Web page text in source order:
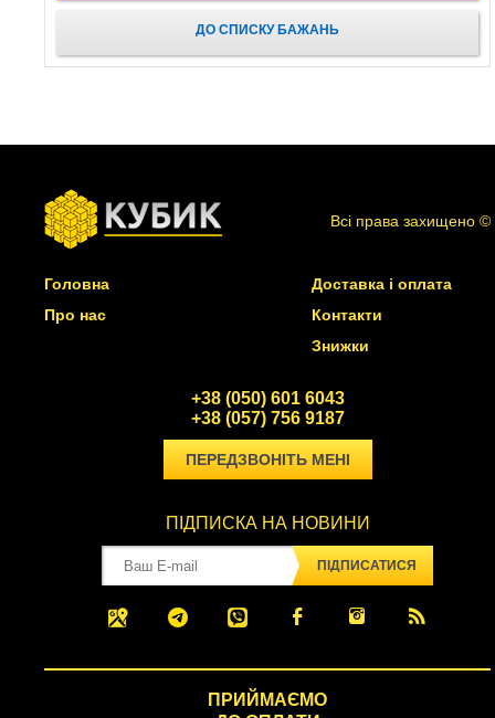
ДО СПИСКУ БАЖАНЬ
Всі права захищено ©
Головна
Про нас
Доставка і оплата
Контакти
Знижки
+38 (050) 601 6043
+38 (057) 756 9187
ПЕРЕДЗВОНІТЬ МЕНІ
ПІДПИСКА НА НОВИНИ
ПІДПИСАТИСЯ
ПРИЙМАЄМО